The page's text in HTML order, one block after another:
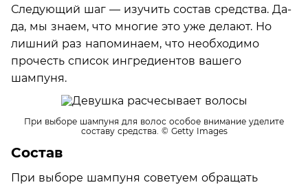
Следующий шаг — изучить состав средства. Да-
да, мы знаем, что многие это уже делают. Но
лишний раз напоминаем, что необходимо
прочесть список ингредиентов вашего
шампуня.
При выборе шампуня для волос особое внимание уделите
составу средства. © Getty Images
Состав
При выборе шампуня советуем обращать